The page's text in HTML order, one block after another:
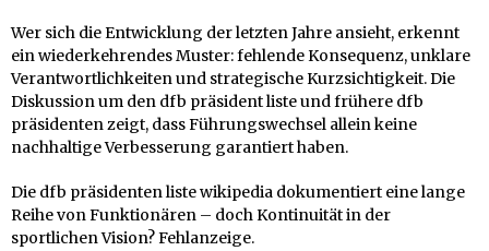
Wer sich die Entwicklung der letzten Jahre ansieht, erkennt
ein wiederkehrendes Muster: fehlende Konsequenz, unklare
Verantwortlichkeiten und strategische Kurzsichtigkeit. Die
Diskussion um den dfb präsident liste und frühere dfb
präsidenten zeigt, dass Führungswechsel allein keine
nachhaltige Verbesserung garantiert haben.
Die dfb präsidenten liste wikipedia dokumentiert eine lange
Reihe von Funktionären – doch Kontinuität in der
sportlichen Vision? Fehlanzeige.